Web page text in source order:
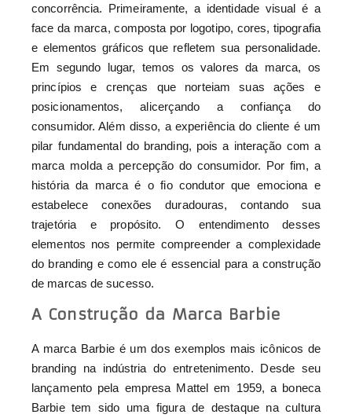
concorrência. Primeiramente, a identidade visual é a
face da marca, composta por logotipo, cores, tipografia
e elementos gráficos que refletem sua personalidade.
Em segundo lugar, temos os valores da marca, os
princípios e crenças que norteiam suas ações e
posicionamentos, alicerçando a confiança do
consumidor. Além disso, a experiência do cliente é um
pilar fundamental do branding, pois a interação com a
marca molda a percepção do consumidor. Por fim, a
história da marca é o fio condutor que emociona e
estabelece conexões duradouras, contando sua
trajetória e propósito. O entendimento desses
elementos nos permite compreender a complexidade
do branding e como ele é essencial para a construção
de marcas de sucesso.
A Construção da Marca Barbie
A marca Barbie é um dos exemplos mais icônicos de
branding na indústria do entretenimento. Desde seu
lançamento pela empresa Mattel em 1959, a boneca
Barbie tem sido uma figura de destaque na cultura